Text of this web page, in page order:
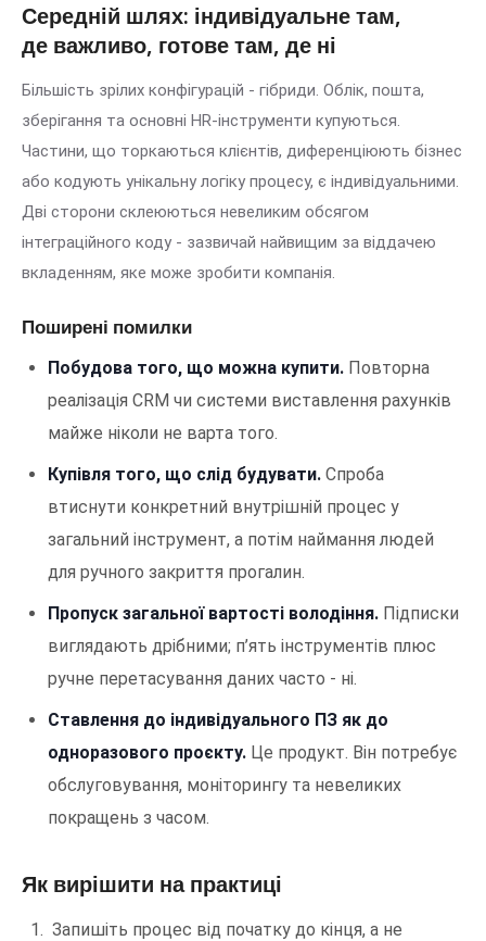
Середній шлях: індивідуальне там,
де важливо, готове там, де ні
Більшість зрілих конфігурацій - гібриди. Облік, пошта,
зберігання та основні HR-інструменти купуються.
Частини, що торкаються клієнтів, диференціюють бізнес
або кодують унікальну логіку процесу, є індивідуальними.
Дві сторони склеюються невеликим обсягом
інтеграційного коду - зазвичай найвищим за віддачею
вкладенням, яке може зробити компанія.
Поширені помилки
Побудова того, що можна купити. Повторна
реалізація CRM чи системи виставлення рахунків
майже ніколи не варта того.
Купівля того, що слід будувати. Спроба
втиснути конкретний внутрішній процес у
загальний інструмент, а потім наймання людей
для ручного закриття прогалин.
Пропуск загальної вартості володіння. Підписки
виглядають дрібними; п’ять інструментів плюс
ручне перетасування даних часто - ні.
Ставлення до індивідуального ПЗ як до
одноразового проєкту. Це продукт. Він потребує
обслуговування, моніторингу та невеликих
покращень з часом.
Як вирішити на практиці
Запишіть процес від початку до кінця, а не